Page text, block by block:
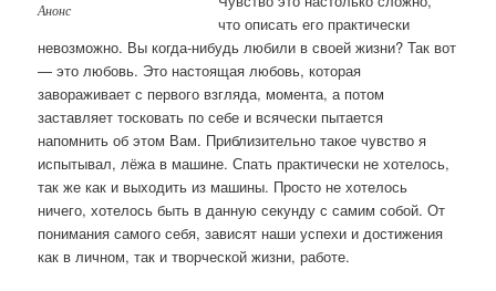
Анонс
что описать его практически
невозможно. Вы когда-нибудь любили в своей жизни? Так вот
— это любовь. Это настоящая любовь, которая
завораживает с первого взгляда, момента, а потом
заставляет тосковать по себе и всячески пытается
напомнить об этом Вам. Приблизительно такое чувство я
испытывал, лёжа в машине. Спать практически не хотелось,
так же как и выходить из машины. Просто не хотелось
ничего, хотелось быть в данную секунду с самим собой. От
понимания самого себя, зависят наши успехи и достижения
как в личном, так и творческой жизни, работе.